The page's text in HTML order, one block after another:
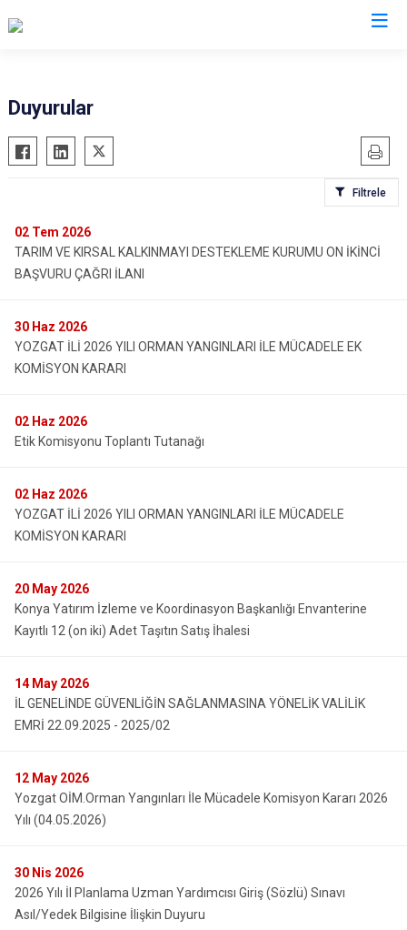
Duyurular
Filtrele
02 Tem 2026
TARIM VE KIRSAL KALKINMAYI DESTEKLEME KURUMU ON İKİNCİ
BAŞVURU ÇAĞRI İLANI
30 Haz 2026
YOZGAT İLİ 2026 YILI ORMAN YANGINLARI İLE MÜCADELE EK
KOMİSYON KARARI
02 Haz 2026
Etik Komisyonu Toplantı Tutanağı
02 Haz 2026
YOZGAT İLİ 2026 YILI ORMAN YANGINLARI İLE MÜCADELE
KOMİSYON KARARI
20 May 2026
Konya Yatırım İzleme ve Koordinasyon Başkanlığı Envanterine
Kayıtlı 12 (on iki) Adet Taşıtın Satış İhalesi
14 May 2026
İL GENELİNDE GÜVENLİĞİN SAĞLANMASINA YÖNELİK VALİLİK
EMRİ 22.09.2025 - 2025/02
12 May 2026
Yozgat OİM.Orman Yangınları İle Mücadele Komisyon Kararı 2026
Yılı (04.05.2026)
30 Nis 2026
2026 Yılı İl Planlama Uzman Yardımcısı Giriş (Sözlü) Sınavı
Asıl/Yedek Bilgisine İlişkin Duyuru